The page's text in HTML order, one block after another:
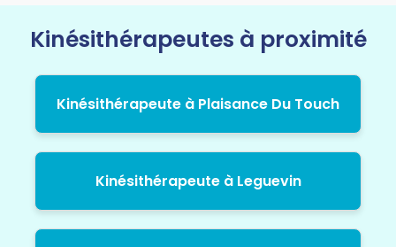
Kinésithérapeutes à proximité
Kinésithérapeute à Plaisance Du Touch
Kinésithérapeute à Leguevin